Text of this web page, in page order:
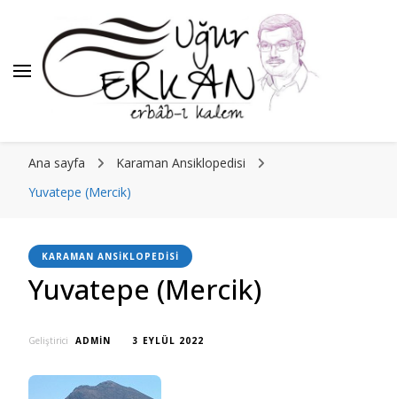
Ana sayfa
Karaman Ansiklopedisi
Yuvatepe (Mercik)
KARAMAN ANSIKLOPEDISI
Yuvatepe (Mercik)
Geliştirici ADMIN 3 EYLÜL 2022